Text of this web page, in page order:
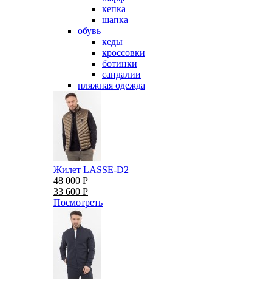
кепка
шапка
обувь
кеды
кроссовки
ботинки
сандалии
пляжная одежда
Жилет LASSE-D2
48 000 Р
33 600 Р
Посмотреть